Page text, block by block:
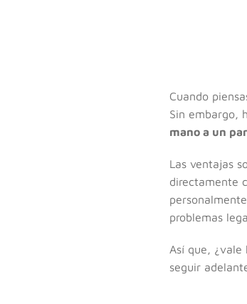
Cuando
Sin embargo,
mano a un
Las ventajas
directamente
problemas
Así que,
seguir